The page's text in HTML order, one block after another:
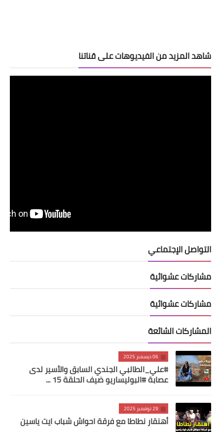
شاهد المزيد من الفيديوهات على قناتنا
التواصل الإجتماعي
مشاركات عشوائية
مشاركات عشوائية
المشاركات الشائعة
06 ديسمبر 2025
#علي_الطالبي الجندي السابق والأسير لدى
عصابة #البوليساريو ضيف الحلقة 15 ...
29 نوفمبر 2025
أهنقار نطاطا مع فرقة احواش شباب ايت ياسين